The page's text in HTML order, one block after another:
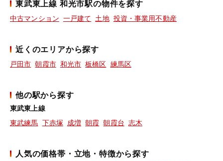
東武東上線 和光市駅の物件を探す
中古マンション 一戸建て 土地 投資・事業用不動産
近くのエリアから探す
戸田市 朝霞市 和光市 板橋区 練馬区
他の駅から探す
東武東上線
東武練馬 下赤塚 成増 朝霞 朝霞台 志木
人気の価格帯・立地・特徴から探す